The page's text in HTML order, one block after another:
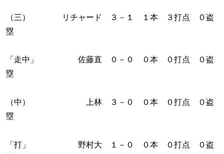
（三） リチャード ３－１ １本 ３打点 ０盗
塁
「走中」 佐藤直 ０－０ ０本 ０打点 ０盗
塁
（中） 上林 ３－０ ０本 ０打点 ０盗
塁
「打」 野村大 １－０ ０本 ０打点 ０盗